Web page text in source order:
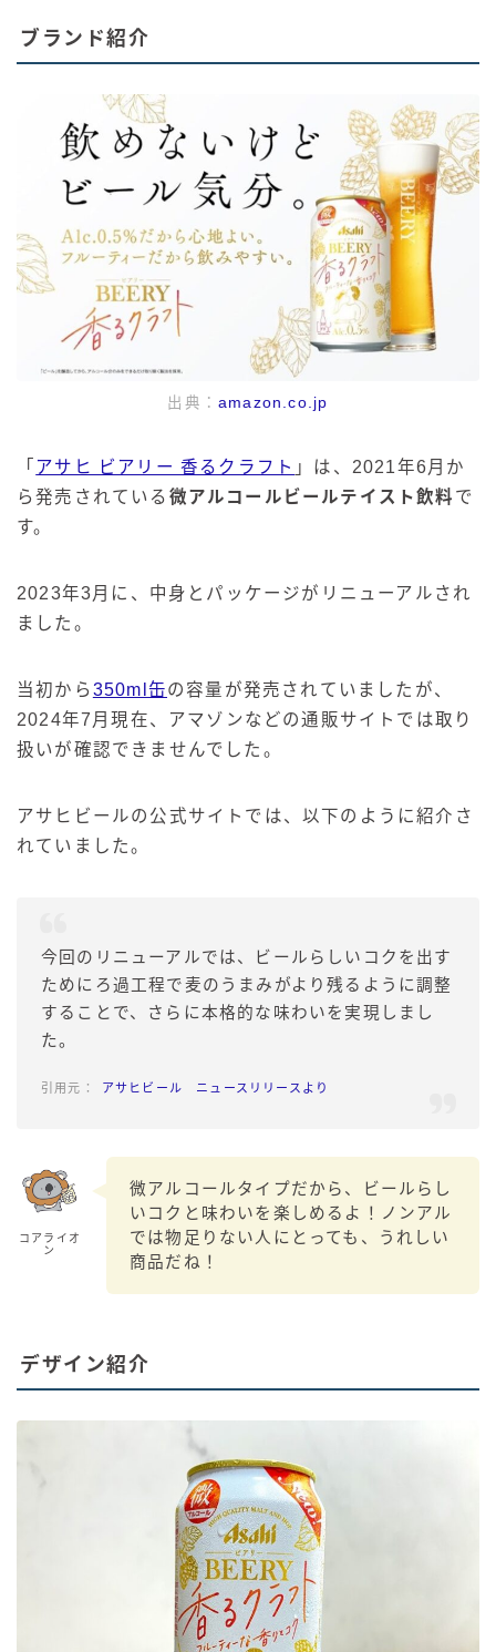
ブランド紹介
出典：amazon.co.jp
「 アサヒ ビアリー 香るクラフト 」は、2021年6月か
ら発売されている 微アルコールビールテイスト飲料 で
す。
2023年3月に、中身とパッケージがリニューアルされ
ました。
当初から350ml缶の容量が発売されていましたが、
2024年7月現在、アマゾンなどの通販サイトでは取り
扱いが確認できませんでした。
アサヒビールの公式サイトでは、以下のように紹介さ
れていました。
今回のリニューアルでは、ビールらしいコクを出す
ためにろ過工程で麦のうまみがより残るように調整
することで、さらに本格的な味わいを実現しまし
た。
アサヒビール ニュースリリースより
コアライオ
ン
微アルコールタイプだから、ビールらし
いコクと味わいを楽しめるよ！ノンアル
では物足りない人にとっても、うれしい
商品だね！
デザイン紹介